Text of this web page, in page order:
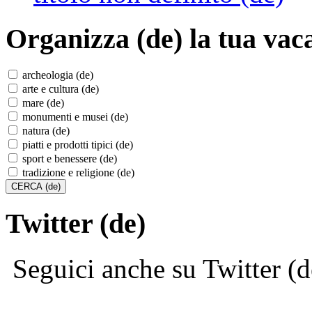
Organizza (de) la tua
archeologia (de)
arte e cultura (de)
mare (de)
monumenti e musei (de)
natura (de)
piatti e prodotti tipici (de)
sport e benessere (de)
tradizione e religione (de)
Twitter (de)
Seguici anche su Twitter